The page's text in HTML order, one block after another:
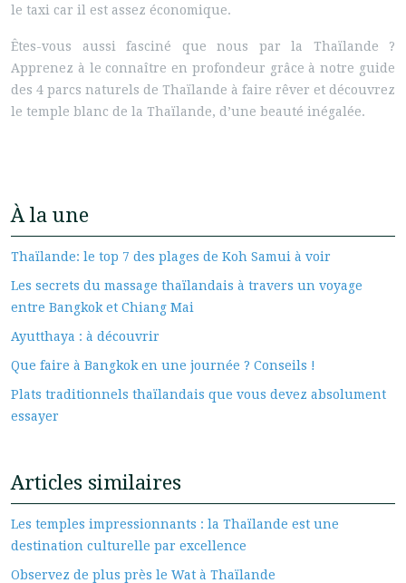
le taxi car il est assez économique.
Êtes-vous aussi fasciné que nous par la Thaïlande ?
Apprenez à le connaître en profondeur grâce à notre guide
des 4 parcs naturels de Thaïlande à faire rêver et découvrez
le temple blanc de la Thaïlande, d’une beauté inégalée.
À la une
Thaïlande: le top 7 des plages de Koh Samui à voir
Les secrets du massage thaïlandais à travers un voyage
entre Bangkok et Chiang Mai
Ayutthaya : à découvrir
Que faire à Bangkok en une journée ? Conseils !
Plats traditionnels thaïlandais que vous devez absolument
essayer
Articles similaires
Les temples impressionnants : la Thaïlande est une
destination culturelle par excellence
Observez de plus près le Wat à Thaïlande